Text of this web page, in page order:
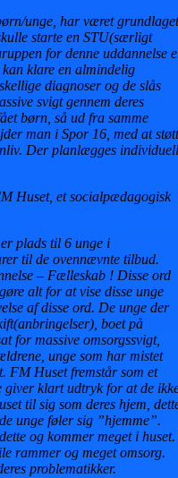
unge, har været grundlaget
starte en STU(særligt
for denne uddannelse
kan klare en almindelig
diagnoser og de slås
svigt gennem deres
børn, så ud fra samme
man i Spor 16, med at
Der planlægges
Huset, et socialpædagogisk
plads til 6 unge i
til de ovennævnte tilbud.
– Fælleskab ! Disse ord
alt for at vise disse unge
af disse ord. De unge der
boet på
for massive omsorgssvigt,
unge som har mistet
FM Huset fremstår som et
giver klart udtryk for at de
til sig som deres hjem,
unge føler sig ”hjemme”.
og kommer meget i
rammer og meget omsorg.
problematikker.